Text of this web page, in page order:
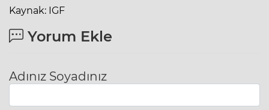
Kaynak: IGF
Yorum Ekle
Adınız Soyadınız